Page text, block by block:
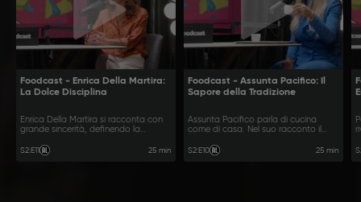
Foodcast - Enrica Della Martira:
La Dolce Disciplina
Enrica Della Martira si racconta con
grande sincerità, definendo la
equilibrio tra rigore e pura emozione.
S2:E11 25 min
Foodcast - Assunta Pacifico: Il
Sapore della Tradizione
Assunta Pacifico parla di cucina
come di casa. Nel suo racconto il
d’amore, un modo per tenere vivi i
ricordi e la propria identità.
S2:E10 25 min